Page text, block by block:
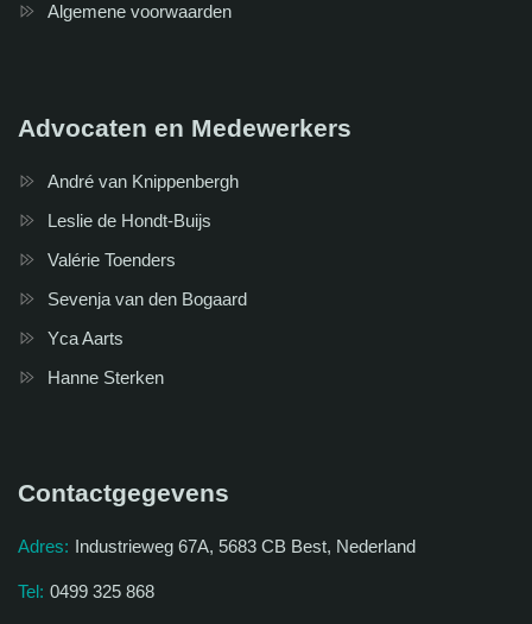
Algemene voorwaarden
Advocaten en Medewerkers
André van Knippenbergh
Leslie de Hondt-Buijs
Valérie Toenders
Sevenja van den Bogaard
Yca Aarts
Hanne Sterken
Contactgegevens
Adres: Industrieweg 67A, 5683 CB Best, Nederland
Tel: 0499 325 868